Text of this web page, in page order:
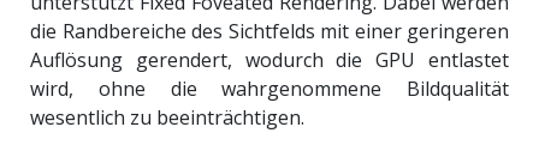
die Randbereiche des Sichtfelds mit einer geringeren
Auflösung gerendert, wodurch die GPU entlastet
wird, ohne die wahrgenommene Bildqualität
wesentlich zu beeinträchtigen.